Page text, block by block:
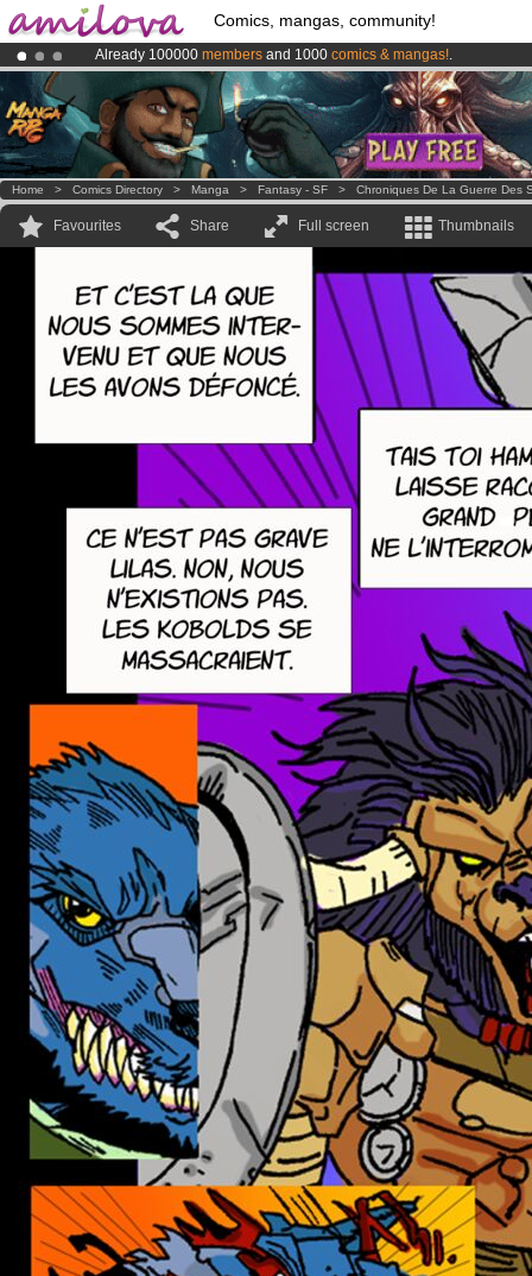
Comics, mangas, community!
Already 100000 members and 1000 comics & mangas!.
Premium membership from3.95 eurosper month !Get membership
AmilovaKickstarter is now LIVE!.
Home > Comics Directory > Manga > Fantasy - SF > Chroniques De La Guerre Des
Favourites Share Full screen Thumbnails